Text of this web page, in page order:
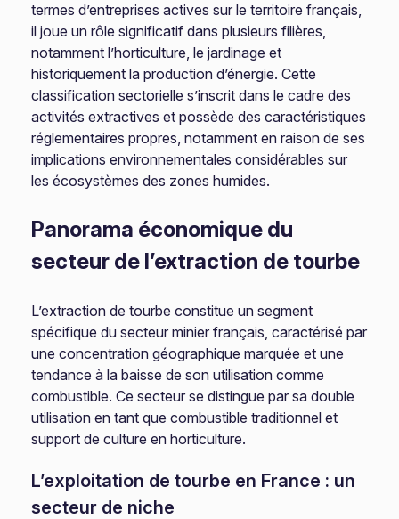
termes d’entreprises actives sur le territoire français,
il joue un rôle significatif dans plusieurs filières,
notamment l’horticulture, le jardinage et
historiquement la production d’énergie. Cette
classification sectorielle s’inscrit dans le cadre des
activités extractives et possède des caractéristiques
réglementaires propres, notamment en raison de ses
implications environnementales considérables sur
les écosystèmes des zones humides.
Panorama économique du
secteur de l’extraction de tourbe
L’extraction de tourbe constitue un segment
spécifique du secteur minier français, caractérisé par
une concentration géographique marquée et une
tendance à la baisse de son utilisation comme
combustible. Ce secteur se distingue par sa double
utilisation en tant que combustible traditionnel et
support de culture en horticulture.
L’exploitation de tourbe en France : un
secteur de niche